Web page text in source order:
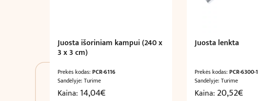
Juosta išoriniam kampui (240 x
3 x 3 cm)
Prekės kodas: PCR-6116
Sandėlyje: Turime
Kaina: 14,04€
Juosta lenkta
Prekės kodas:PCR-6300-1
Sandėlyje: Turime
Kaina: 20,52€